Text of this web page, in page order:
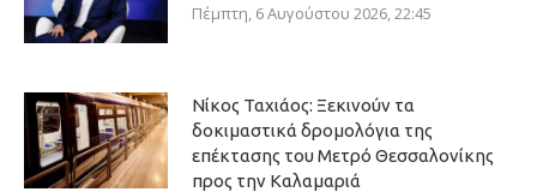
Πέμπτη, 6 Αυγούστου 2026, 22:45
Νίκος Ταχιάος: Ξεκινούν τα
δοκιμαστικά δρομολόγια της
επέκτασης του Μετρό Θεσσαλονίκης
προς την Καλαμαριά